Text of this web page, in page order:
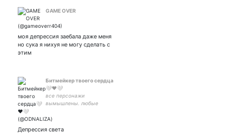
GAME OVER
моя депрессия заебала даже меня
но сука я нихуя не могу сделать с
этим
Битмейкер твоего сердца
🤍❤️🤍
все персонажи
вымышлены. любые
4274 3200 3074 2673❤️
Депрессия света